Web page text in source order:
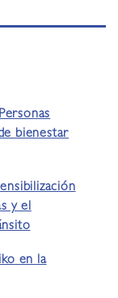
bienestar
y el
en la